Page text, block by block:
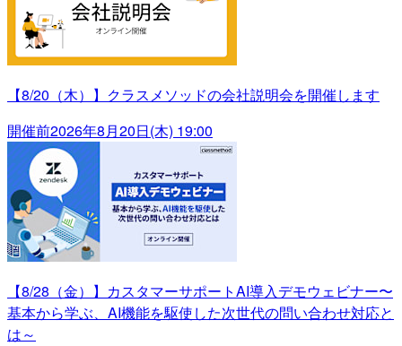
【8/20（木）】クラスメソッドの会社説明会を開催します
開催前2026年8月20日(木) 19:00
【8/28（金）】カスタマーサポートAI導入デモウェビナー〜
基本から学ぶ、AI機能を駆使した次世代の問い合わせ対応と
は～